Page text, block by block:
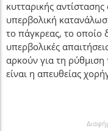
κυτταρικής
υπερβολική
το πάγκρεας, το οποίο
υπερβολικές
αρκούν για τη ρύθμιση
είναι η απευθείας